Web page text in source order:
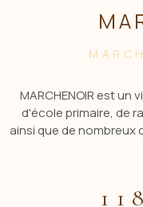
MARCHENOIR est
d'école primaire, de
ainsi que de nombreux
semi-ouverte attenant